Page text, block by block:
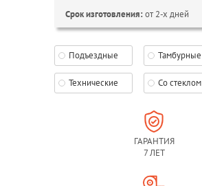
Срок изготовления:от 2-х дней
Подъездные Тамбурные
Технические Со стеклом
ГАРАНТИЯ
7 ЛЕТ